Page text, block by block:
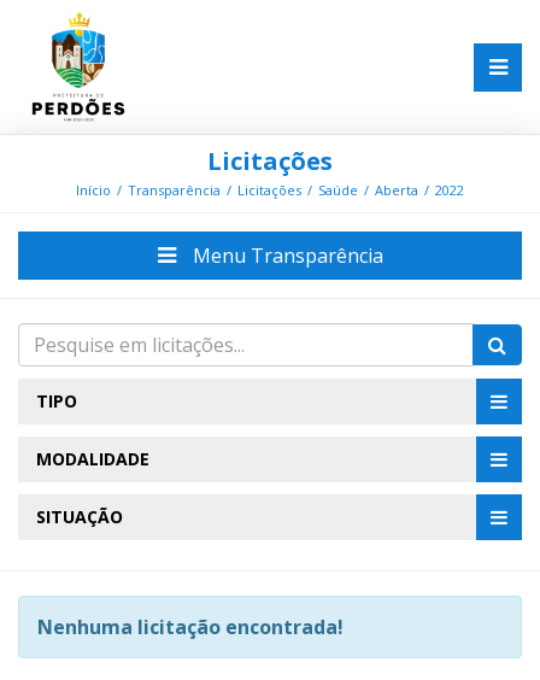
Licitações
Início Transparência Licitações Saúde Aberta 2022
Menu Transparência
TIPO
MODALIDADE
SITUAÇÃO
Nenhuma licitação encontrada!